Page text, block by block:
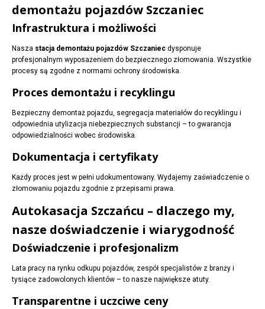
demontażu pojazdów Szczaniec
Infrastruktura i możliwości
Nasza stacja demontażu pojazdów Szczaniec dysponuje
profesjonalnym wyposażeniem do bezpiecznego złomowania. Wszystkie
procesy są zgodne z normami ochrony środowiska.
Proces demontażu i recyklingu
Bezpieczny demontaż pojazdu, segregacja materiałów do recyklingu i
odpowiednia utylizacja niebezpiecznych substancji – to gwarancja
odpowiedzialności wobec środowiska.
Dokumentacja i certyfikaty
Każdy proces jest w pełni udokumentowany. Wydajemy zaświadczenie o
złomowaniu pojazdu zgodnie z przepisami prawa.
Autokasacja Szczańcu – dlaczego my,
nasze doświadczenie i wiarygodność
Doświadczenie i profesjonalizm
Lata pracy na rynku odkupu pojazdów, zespół specjalistów z branży i
tysiące zadowolonych klientów – to nasze największe atuty.
Transparentne i uczciwe ceny